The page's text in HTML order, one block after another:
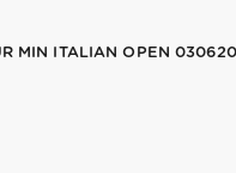
MIN ITALIAN OPEN